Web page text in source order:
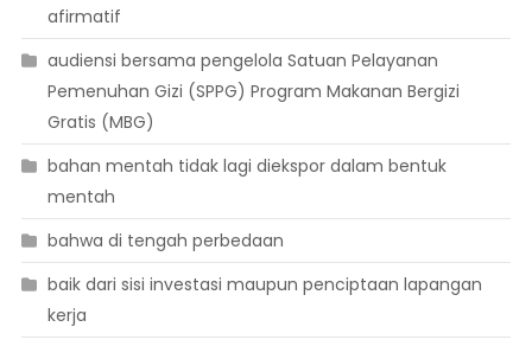
afirmatif
audiensi bersama pengelola Satuan Pelayanan
Pemenuhan Gizi (SPPG) Program Makanan Bergizi
Gratis (MBG)
bahan mentah tidak lagi diekspor dalam bentuk
mentah
bahwa di tengah perbedaan
baik dari sisi investasi maupun penciptaan lapangan
kerja